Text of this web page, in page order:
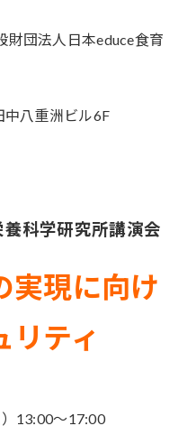
財団法人日本educe食育
八重洲ビル6F
養科学研究所講演会
実現に向け
リティ
13:00～17:00